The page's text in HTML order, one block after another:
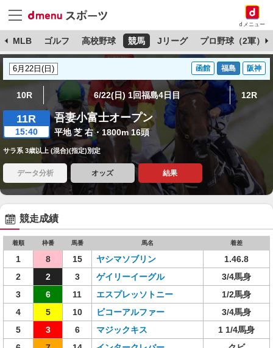
dメニュー
MLB ゴルフ 高校野球 競馬 Jリーグ プロ野球（2軍）
函館 福島 阪神
10R 6/22(日) 1回福島4日目 12R
11R
15:40
吾妻小富士オープン
平地 芝 右・1800m 16頭
サラ系 3歳以上 (混合)(指定)別定
データ分析 オッズ 結果
競走成績
着順 枠番 馬番 馬名 着差
1 8 15 ヤシマソブリン
1.46.8
2
2 3 ゲイリーイーグル
3/4馬身
3
6 11 エスプレッソトニー
1/2馬身
4
5 10 ビコーアルファー
3/4馬身
5
3 6 マジックキス
1 1/4馬身